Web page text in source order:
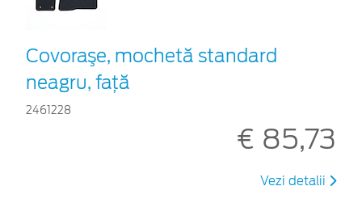
Covoraşe, mochetă standard
neagru, faţă
2461228
€ 85,73
Vezi detalii